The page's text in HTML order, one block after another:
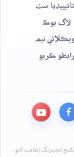
سٿ
لاگ بوڪ
نيم
رابطو ڪريو
لئنگئيج انجنيئرنگ (ثقافت کاتو،